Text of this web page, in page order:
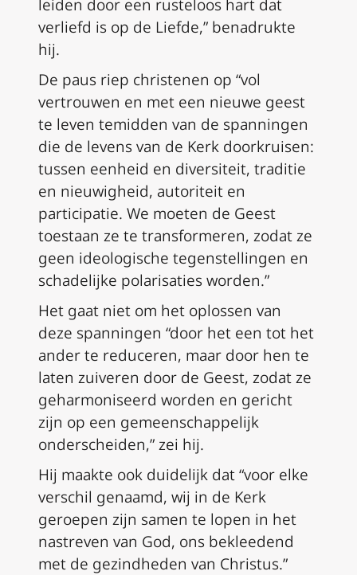
leiden door een rusteloos hart dat
verliefd is op de Liefde,” benadrukte
hij.
De paus riep christenen op “vol
vertrouwen en met een nieuwe geest
te leven temidden van de spanningen
die de levens van de Kerk doorkruisen:
tussen eenheid en diversiteit, traditie
en nieuwigheid, autoriteit en
participatie. We moeten de Geest
toestaan ze te transformeren, zodat ze
geen ideologische tegenstellingen en
schadelijke polarisaties worden.”
Het gaat niet om het oplossen van
deze spanningen “door het een tot het
ander te reduceren, maar door hen te
laten zuiveren door de Geest, zodat ze
geharmoniseerd worden en gericht
zijn op een gemeenschappelijk
onderscheiden,” zei hij.
Hij maakte ook duidelijk dat “voor elke
verschil genaamd, wij in de Kerk
geroepen zijn samen te lopen in het
nastreven van God, ons bekleedend
met de gezindheden van Christus.”